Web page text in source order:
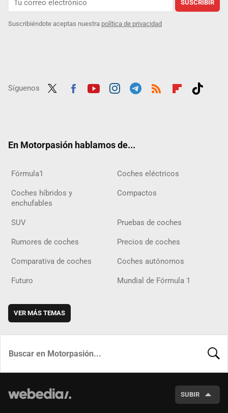
SUSCRIBIR
Suscribiéndote aceptas nuestra política de privacidad
Síguenos
En Motorpasión hablamos de...
Fórmula1 Coches eléctricos
Coches híbridos y
enchufables
Compactos
SUV Pruebas de coches
Rumores de coches Precios de coches
Comparativa de coches Coches autónomos
Futuro Mundial de Fórmula 1
VER MÁS TEMAS
SUBIR